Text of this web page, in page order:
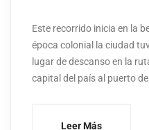
Este recorrido inicia en la
época colonial la ciudad
lugar de descanso en la
capital del país al puerto
Leer Más